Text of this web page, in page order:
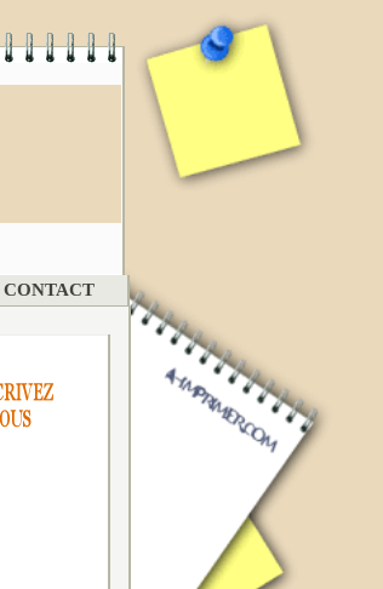
CONTACT